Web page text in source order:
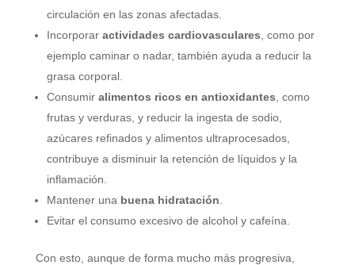
circulación en las zonas afectadas.
Incorporar actividades cardiovasculares , como por
ejemplo caminar o nadar, también ayuda a reducir la
grasa corporal.
Consumir alimentos ricos en antioxidantes , como
frutas y verduras, y reducir la ingesta de sodio,
azúcares refinados y alimentos ultraprocesados,
contribuye a disminuir la retención de líquidos y la
inflamación.
Mantener una buena hidratación
Evitar el consumo excesivo de alcohol y cafeína.
Con esto, aunque de forma mucho más progresiva,